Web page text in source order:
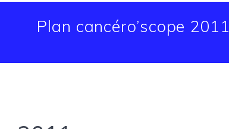
Plan cancéro’scope 2011